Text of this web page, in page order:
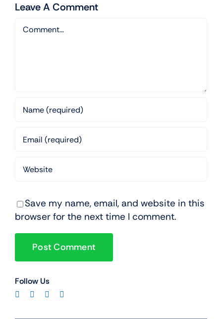
Leave A Comment
Comment
Save my name, email, and website in this
browser for the next time I comment.
Follow Us